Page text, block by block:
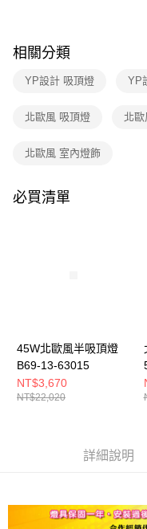
後付繳納相關費用。
是否繳費成功／繳費後需取
易，需依本服務之必要範圍
https://aftee.tw/terms/#terms3
相關分類
YP設計 吸頂燈 YP
北歐風 吸頂燈 北歐
北歐風 室內燈飾
必買清單
45W北歐風半吸頂燈
B69-13-63015
NT$3,670
NT$22,020
詳細說明